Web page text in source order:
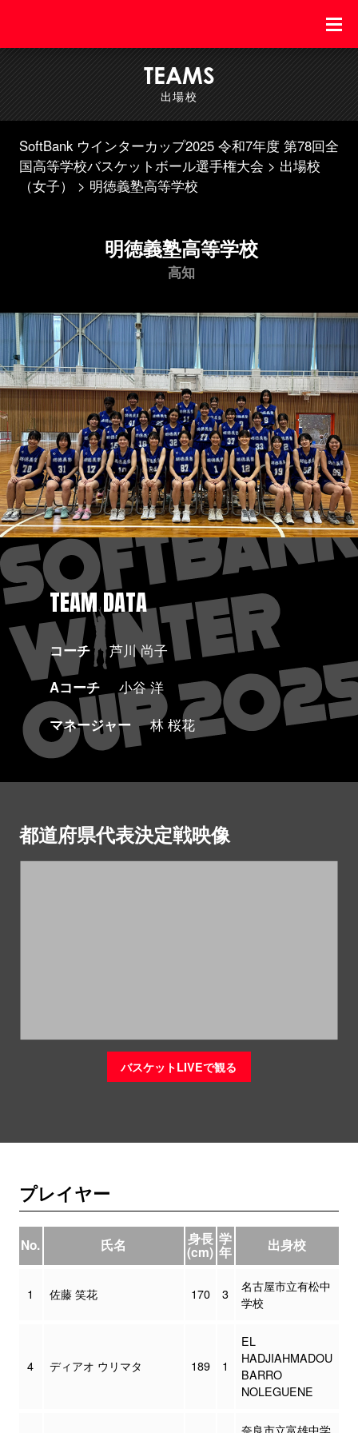
TEAMS
出場校
SoftBank ウインターカップ2025 令和7年度 第78回全
国高等学校バスケットボール選手権大会
出場校
（女子）
明徳義塾高等学校
明徳義塾高等学校
高知
TEAM DATA
コーチ
芦川 尚子
Aコーチ
小谷 洋
マネージャー
林 桜花
都道府県代表決定戦映像
バスケットLIVEで観る
プレイヤー
No. 氏名 身長
(cm)
学
年 出身校
1 佐藤 笑花 170 3
名古屋市立有松中
学校
4 ディアオ ウリマタ 189 1
EL
HADJIAHMADOU
BARRO
NOLEGUENE